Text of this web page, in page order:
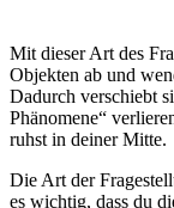
Mit dieser Art des
Objekten ab und
Dadurch verschiebt
Phänomene“
ruhst in deiner Mitte.
Die Art der
es wichtig, dass du